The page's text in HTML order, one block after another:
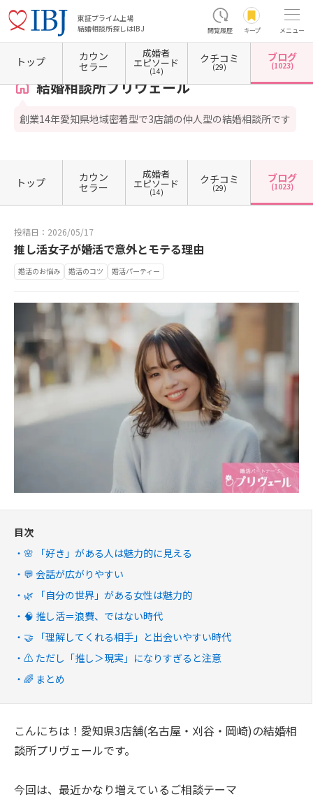
東証プライム上場
結婚相談所探しはIBJ
閲覧履歴 キープ メニュー
ホーム 愛知県の結婚相談所 愛知県名古屋市 愛知県名古屋市中村区 愛知県名古屋市
結婚相談所プリヴェール
創業14年愛知県地域密着型で3店舗の仲人型の結婚相談所です
トップ カウン
セラー
成婚者
エピソード
(14)
クチコミ
(29)
ブログ
(1023)
トップ カウン
セラー
成婚者
エピソード
(14)
クチコミ
(29)
ブログ
(1023)
投稿日：2026/05/17
推し活女子が婚活で意外とモテる理由
婚活のお悩み 婚活のコツ 婚活パーティー
目次
🌸 「好き」がある人は魅力的に見える
💬 会話が広がりやすい
🌿 「自分の世界」がある女性は魅力的
🧠 推し活＝浪費、ではない時代
🤝 「理解してくれる相手」と出会いやすい時代
⚠️ ただし「推し＞現実」になりすぎると注意
🌈 まとめ
こんにちは！愛知県3店舗(名古屋・刈谷・岡崎)の結婚相
談所プリヴェールです。
今回は、最近かなり増えているご相談テーマ